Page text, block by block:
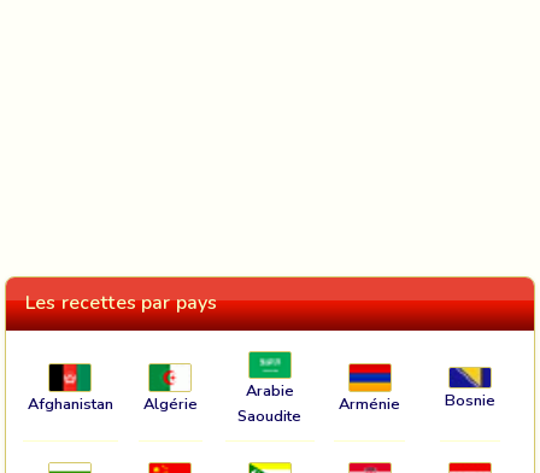
Les recettes par pays
Afghanistan Algérie
Arabie
Saoudite
Arménie Bosnie